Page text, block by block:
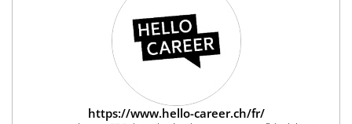
https://www.hello-career.ch/fr/